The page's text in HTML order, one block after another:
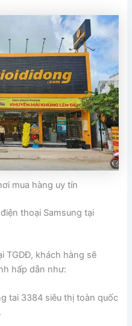
mua hàng uy tín
thoại Samsung tại
TGDĐ, khách hàng sẽ
hấp dẫn như:
tai 3384 siêu thị toàn quốc